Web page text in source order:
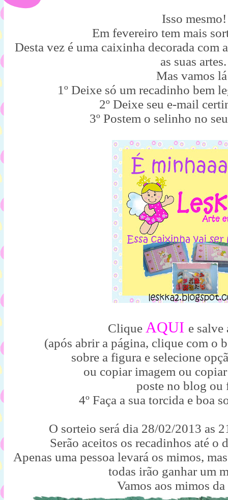
Isso
Em fevereiro tem mais
Desta vez é uma caixinha decorada com
as suas artes.
Mas vamos
1º Deixe só um recadinho bem
2º Deixe seu e-mail
3º Postem o selinho no
Clique AQUI e
(após abrir a página, clique com o
sobre a figura e selecione
ou copiar imagem ou
poste no blog ou
4º Faça a sua torcida e boa
O sorteio será dia 28/02/2013 as
Serão aceitos os recadinhos até o
Apenas uma pessoa levará os mimos,
todas irão ganhar um
Vamos aos mimos